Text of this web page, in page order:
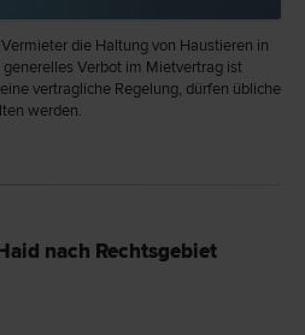
die Haltung von Haustieren in
generelles Verbot im Mietvertrag ist
vertragliche Regelung, dürfen übliche
werden.
nach Rechtsgebiet